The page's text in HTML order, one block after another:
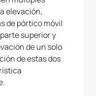
elevación,
de pórtico móvil
superior y
de un solo
de estas dos